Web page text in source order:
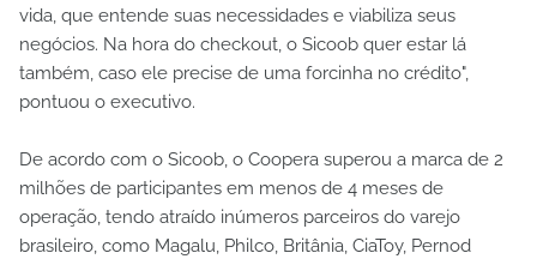
vida, que entende suas necessidades e viabiliza seus
negócios. Na hora do checkout, o Sicoob quer estar lá
também, caso ele precise de uma forcinha no crédito",
pontuou o executivo.
De acordo com o Sicoob, o Coopera superou a marca de 2
milhões de participantes em menos de 4 meses de
operação, tendo atraído inúmeros parceiros do varejo
brasileiro, como Magalu, Philco, Britânia, CiaToy, Pernod